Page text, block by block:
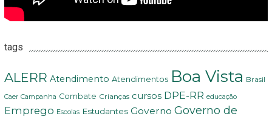
tags
ALERR Atendimento Atendimentos Boa Vista Brasil
Caer Campanha Combate Crianças cursos DPE-RR educação
Emprego Escolas Estudantes Governo Governo de